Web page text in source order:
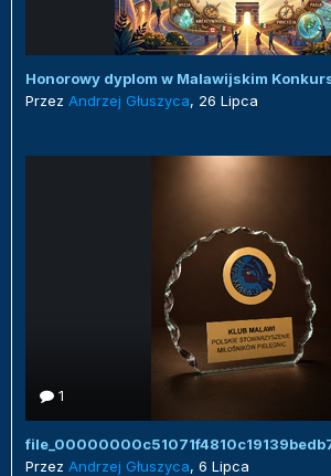
Przez Andrzej Głuszyca, 26 Lipca
1
Przez Andrzej Głuszyca, 6 Lipca